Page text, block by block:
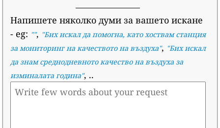
Напишете няколко думи за вашето искане
- eg: "", "Бих искал да помогна, като хоствам станция
за мониторинг на качеството на въздуха", "Бих искал
да знам среднодневното качество на въздуха за
изминалата година", ..